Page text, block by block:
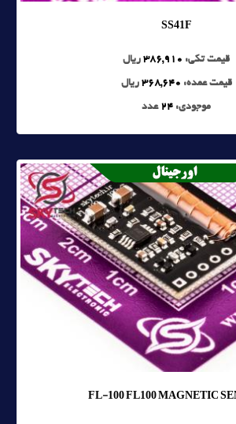
SS41F
قیمت تکی: 386,910 ریال
قیمت عمده: 368,640 ریال
موجودی: 24 عدد
FL-100 FL100 MAGNETIC